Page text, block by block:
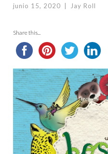
junio 15, 2020 Jay Roll
Share this...